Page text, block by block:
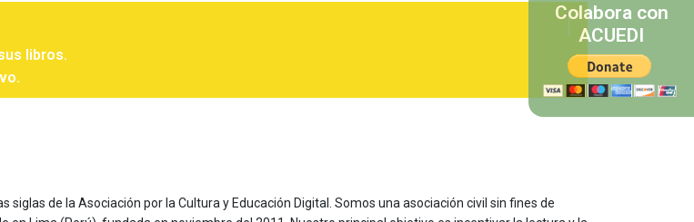
libros.
siglas de la Asociación por la Cultura y Educación Digital. Somos una asociación civil sin fines de
Colabora con
ACUEDI